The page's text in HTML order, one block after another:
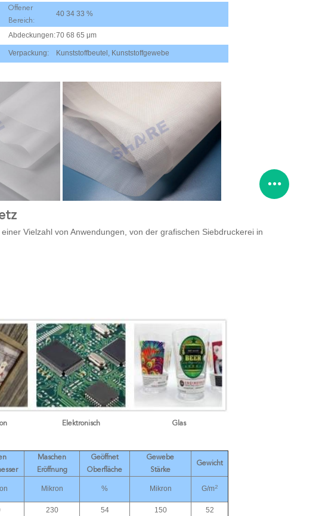
Offener
Bereich:
40 34 33 %
Abdeckungen:70 68 65 μm
Verpackung: Kunststoffbeutel, Kunststoffgewebe
Vielzahl von Anwendungen, von der grafischen Siebdruckerei in
Elektronisch Glas
Maschen
Eröffnung
Geöffnet
Oberfläche
Gewebe
Stärke
Gewicht
Mikron % Mikron G/m2
230 54 150
52